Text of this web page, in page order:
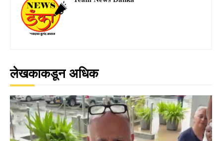
लेखकाकडून अधिक